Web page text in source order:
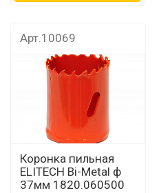
Арт.10069
Коронка пильная
ELITECH Bi-Metal ф
37мм 1820.060500